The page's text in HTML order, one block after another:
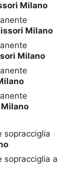
Milano
Milano
Milano
sopracciglia
sopracciglia a